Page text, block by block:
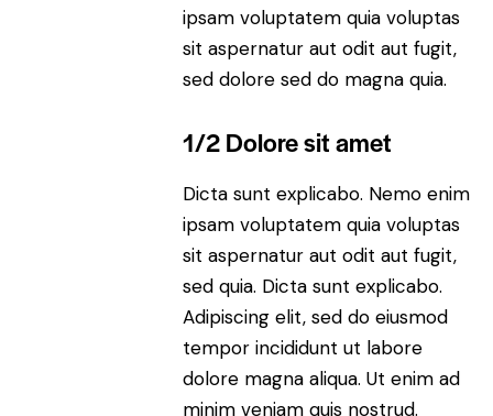
ipsam voluptatem quia voluptas
sit aspernatur aut odit aut fugit,
sed dolore sed do magna quia.
1/2 Dolore sit amet
Dicta sunt explicabo. Nemo enim
ipsam voluptatem quia voluptas
sit aspernatur aut odit aut fugit,
sed quia. Dicta sunt explicabo.
Adipiscing elit, sed do eiusmod
tempor incididunt ut labore
dolore magna aliqua. Ut enim ad
minim veniam quis nostrud.